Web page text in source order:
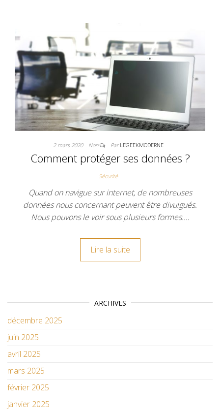
2 mars 2020 Non ParLEGEEKMODERNE
Comment protéger ses données ?
Sécurité
Quand on navigue sur internet, de nombreuses
données nous concernant peuvent être divulgués.
Nous pouvons le voir sous plusieurs formes.…
Lire la suite
ARCHIVES
décembre 2025
juin 2025
avril 2025
mars 2025
février 2025
janvier 2025